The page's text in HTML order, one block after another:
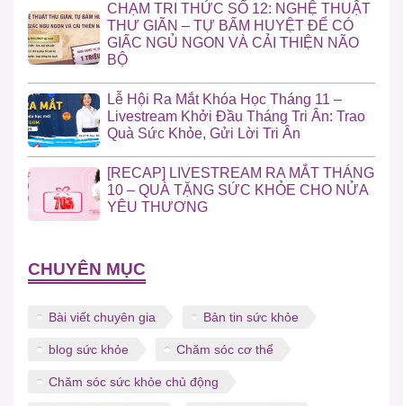
CHẠM TRI THỨC SỐ 12: NGHỆ THUẬT
THƯ GIÃN – TỰ BẤM HUYỆT ĐỂ CÓ
GIẤC NGỦ NGON VÀ CẢI THIỆN NÃO
BỘ
Lễ Hội Ra Mắt Khóa Học Tháng 11 –
Livestream Khởi Đầu Tháng Tri Ân: Trao
Quà Sức Khỏe, Gửi Lời Tri Ân
[RECAP] LIVESTREAM RA MẮT THÁNG
10 – QUÀ TẶNG SỨC KHỎE CHO NỬA
YÊU THƯƠNG
CHUYÊN MỤC
Bài viết chuyên gia Bản tin sức khỏe
blog sức khỏe Chăm sóc cơ thể
Chăm sóc sức khỏe chủ động